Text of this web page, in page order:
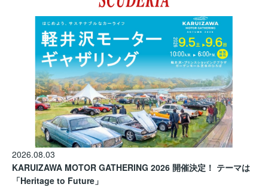
2026.08.03
KARUIZAWA MOTOR GATHERING 2026 開催決定！ テーマは
「Heritage to Future」